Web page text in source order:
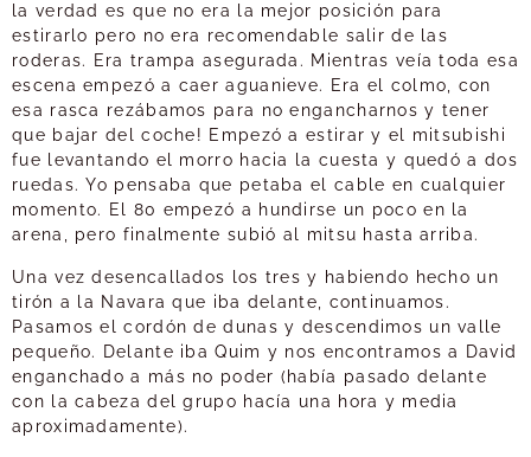
la verdad es que no era la mejor posición para
estirarlo pero no era recomendable salir de las
roderas. Era trampa asegurada. Mientras veía toda esa
escena empezó a caer aguanieve. Era el colmo, con
esa rasca rezábamos para no engancharnos y tener
que bajar del coche! Empezó a estirar y el mitsubishi
fue levantando el morro hacia la cuesta y quedó a dos
ruedas. Yo pensaba que petaba el cable en cualquier
momento. El 80 empezó a hundirse un poco en la
arena, pero finalmente subió al mitsu hasta arriba.
Una vez desencallados los tres y habiendo hecho un
tirón a la Navara que iba delante, continuamos.
Pasamos el cordón de dunas y descendimos un valle
pequeño. Delante iba Quim y nos encontramos a David
enganchado a más no poder (había pasado delante
con la cabeza del grupo hacía una hora y media
aproximadamente).